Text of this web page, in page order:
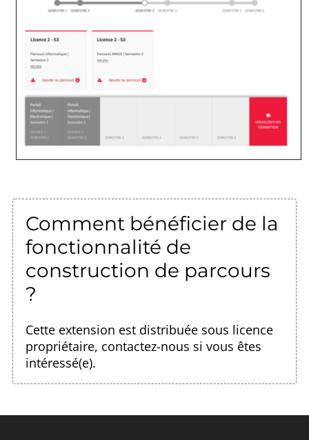
Comment bénéficier de la
fonctionnalité de
construction de parcours
?
Cette extension est distribuée sous licence
propriétaire, contactez-nous si vous êtes
intéressé(e).